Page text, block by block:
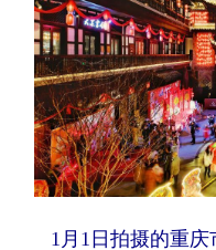
1月1日拍摄的重